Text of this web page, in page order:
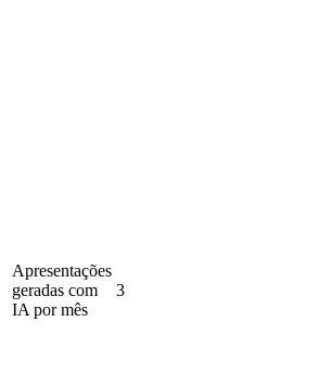
Apresentações
geradas com
IA por mês
3